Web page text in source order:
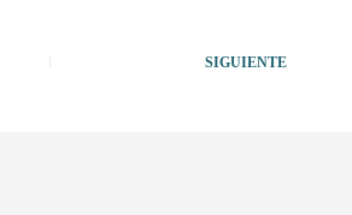
SIGUIENTE